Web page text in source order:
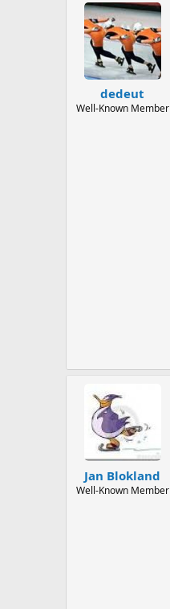
dedeut
Well-Known Member
Jan Blokland
Well-Known Member